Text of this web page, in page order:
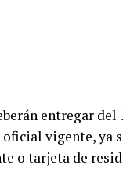
entregar del
vigente, ya
o tarjeta de